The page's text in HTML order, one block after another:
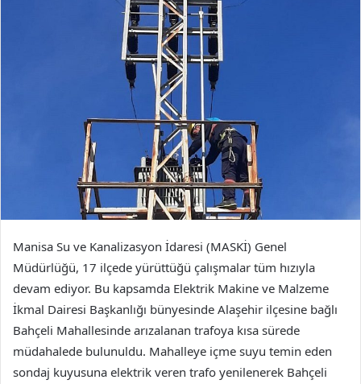
göndermek
Manisa Su ve Kanalizasyon İdaresi (MASKİ) Genel
Müdürlüğü, 17 ilçede yürüttüğü çalışmalar tüm hızıyla
devam ediyor. Bu kapsamda Elektrik Makine ve Malzeme
İkmal Dairesi Başkanlığı bünyesinde Alaşehir ilçesine bağlı
Bahçeli Mahallesinde arızalanan trafoya kısa sürede
müdahalede bulunuldu. Mahalleye içme suyu temin eden
sondaj kuyusuna elektrik veren trafo yenilenerek Bahçeli